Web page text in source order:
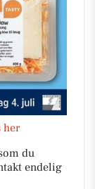
her
du
endelig